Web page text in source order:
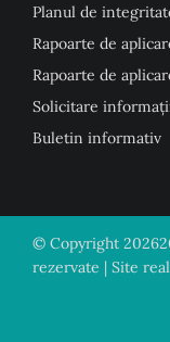
Planul de
Rapoarte de
Rapoarte de
Solicitare
Buletin informativ
© Copyright
rezervate | Site